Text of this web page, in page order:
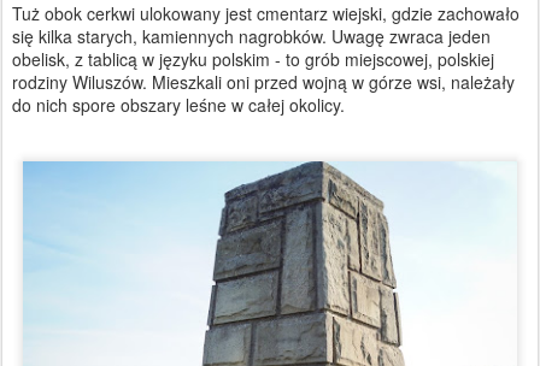
Tuż obok cerkwi ulokowany jest cmentarz wiejski, gdzie zachowało
się kilka starych, kamiennych nagrobków. Uwagę zwraca jeden
obelisk, z tablicą w języku polskim - to grób miejscowej, polskiej
rodziny Wiluszów. Mieszkali oni przed wojną w górze wsi, należały
do nich spore obszary leśne w całej okolicy.